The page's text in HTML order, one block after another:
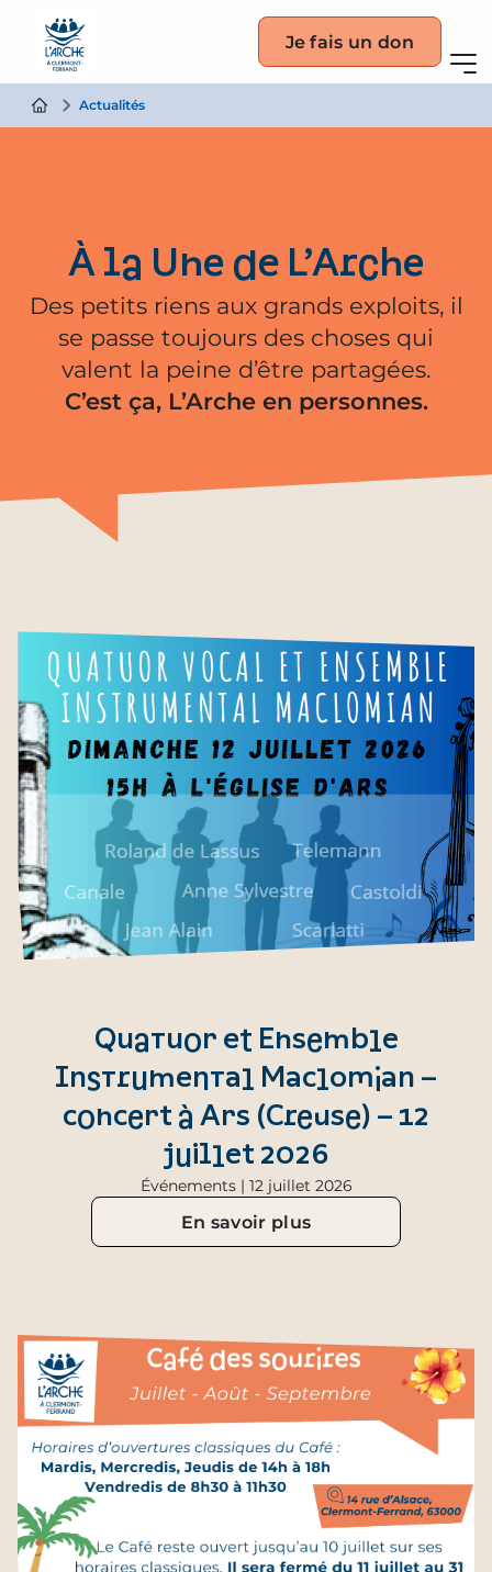
Je fais un don
Actualités
À la Une de L’Arche
Des petits riens aux grands exploits, il
se passe toujours des choses qui
valent la peine d’être partagées.
C’est ça, L’Arche en personnes.
Événements | 12 juillet 2026
Quatuor et Ensemble
Instrumental Maclomian –
concert à Ars (Creuse) – 12
juillet 2026
En savoir plus